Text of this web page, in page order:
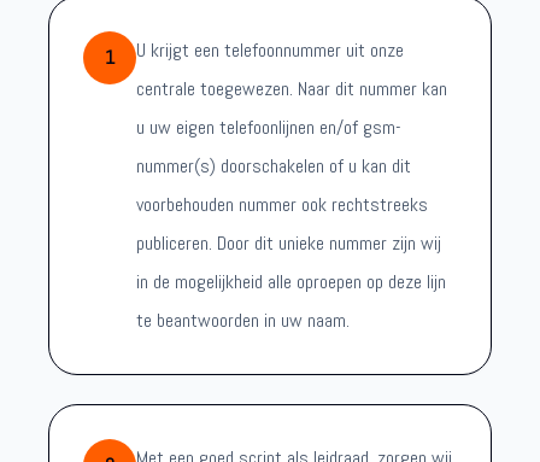
1
U krijgt een telefoonnummer uit onze
centrale toegewezen. Naar dit nummer kan
u uw eigen telefoonlijnen en/of gsm-
nummer(s) doorschakelen of u kan dit
voorbehouden nummer ook rechtstreeks
publiceren. Door dit unieke nummer zijn wij
in de mogelijkheid alle oproepen op deze lijn
te beantwoorden in uw naam.